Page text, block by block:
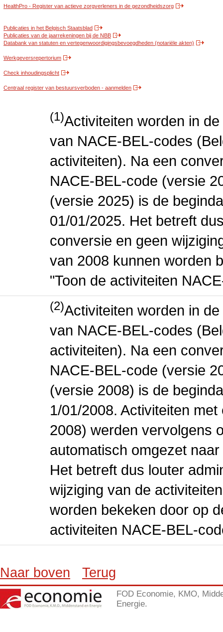
HealthPro - Register van actieve zorgverleners in de gezondheidszorg
Publicaties in het Belgisch Staatsblad
Publicaties van de jaarrekeningen bij de NBB
Databank van statuten en vertegenwoordigingsbevoegdheden (notariële akten)
Werkgeversrepertorium
Check inhoudingsplicht
Centraal register van bestuursverboden - aanmelden
(1)Activiteiten worden in
van NACE-BEL-codes
activiteiten). Na een
NACE-BEL-code (versie
(versie 2025) is de
01/01/2025. Het betreft
conversie en geen
van 2008 kunnen worden
"Toon de activiteiten
(2)Activiteiten worden in
van NACE-BEL-codes
activiteiten). Na een
NACE-BEL-code (versie
(versie 2008) is de
1/01/2008. Activiteiten
2008) werden vervolgens
automatisch omgezet
Het betreft dus louter
wijziging van de
worden bekeken door op
activiteiten NACE-BEL-
Naar boven Terug
FOD Economie, KMO,
Energie.